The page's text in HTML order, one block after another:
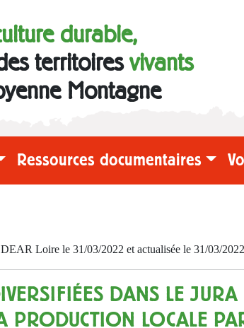
durable,
territoiresvivants
Montagne
Ressources documentaires
Loire le 31/03/2022 et actualisée le 31/03/2022
DANS LE JURA
PRODUCTION LOCALE